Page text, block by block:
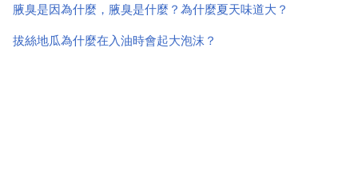
腋臭是因為什麼，腋臭是什麼？為什麼夏天味道大？
拔絲地瓜為什麼在入油時會起大泡沫？